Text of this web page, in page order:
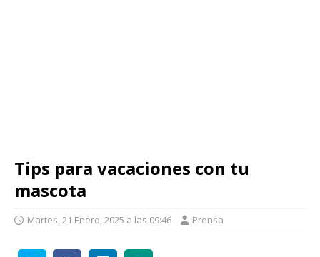
Tips para vacaciones con tu
mascota
Martes, 21 Enero, 2025 a las 09:46 Prensa